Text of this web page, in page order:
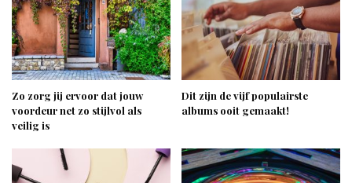
Zo zorg jij ervoor dat jouw
voordeur net zo stijlvol als
veilig is
Dit zijn de vijf populairste
albums ooit gemaakt!